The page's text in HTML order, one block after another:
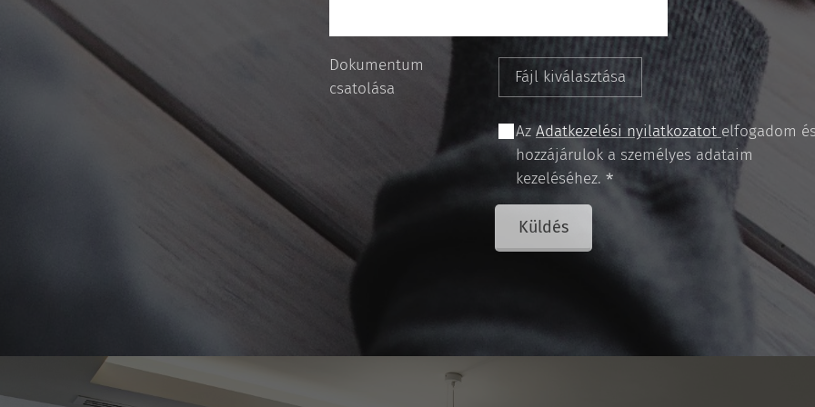
Dokumentum
csatolása
Fájl kiválasztása
Az Adatkezelési nyilatkozatot elfogadom
hozzájárulok a személyes adataim
kezeléséhez.
Küldés